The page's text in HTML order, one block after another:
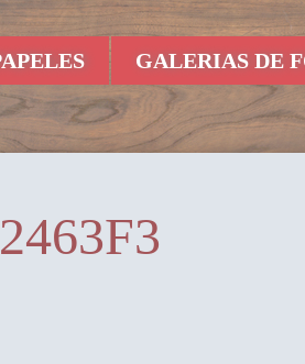
GALERIAS DE